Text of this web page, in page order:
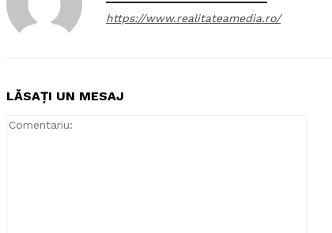
https://www.realitateamedia.ro/
LĂSAȚI UN MESAJ